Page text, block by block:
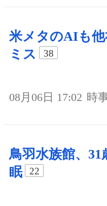
米メタのAIも他
ミス
38
08月06日 17:02 時
鳥羽水族館、
眠
22